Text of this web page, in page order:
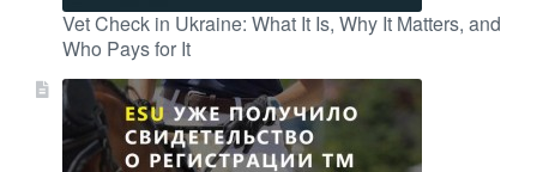
Vet Check in Ukraine: What It Is, Why It Matters, and
Who Pays for It